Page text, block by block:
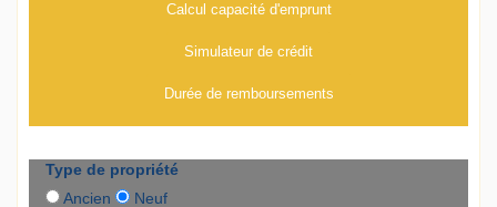
Calcul capacité d'emprunt
Simulateur de crédit
Durée de remboursements